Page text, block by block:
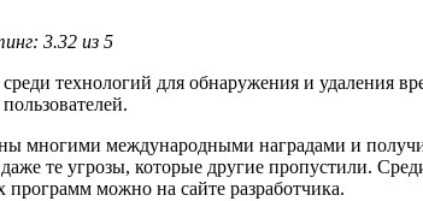
3.32 из 5
технологий для обнаружения и удаления
многими международными наградами и
те угрозы, которые другие пропустили.
программ можно на сайте разработчика.